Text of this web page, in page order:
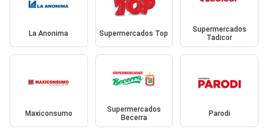
La Anonima Supermercados Top
Supermercados
Tadicor
Maxiconsumo
Supermercados
Becerra
Parodi